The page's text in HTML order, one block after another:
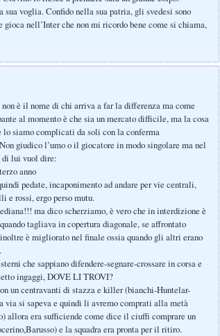
voglia. Confido nella sua patria, gli svedesi sono
gioca nell’Inter che non mi ricordo bene come si chiama,
è il nome di chi arriva a far la differenza ma come
al momento è che sia un mercato difficile, ma la cosa
lo siamo complicati da soli con la conferma
giudico l’umo o il giocatore in modo singolare ma nel
di lui vuol dire:
anno
pedate, incaponimento ad andare per vie centrali,
e rossi, ergo perso mutu.
ma dico scherziamo, è vero che in interdizione è
tagliava in copertura diagonale, se affrontato
è migliorato nel finale ossia quando gli altri erano
che sappiano difendere-segnare-crossare in corsa e
ingaggi, DOVE LI TROVI?
un centravanti di stazza e killer (bianchi-Huntelar-
via si sapeva e quindi li avremo comprati alla metà
allora era sufficiende come dice il ciuffi comprare un
e la squadra era pronta per il ritiro.